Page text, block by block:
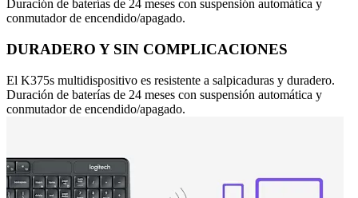
Duración de baterías de 24 meses con suspensión automática y
conmutador de encendido/apagado.
DURADERO Y SIN COMPLICACIONES
El K375s multidispositivo es resistente a salpicaduras y duradero.
Duración de baterías de 24 meses con suspensión automática y
conmutador de encendido/apagado.